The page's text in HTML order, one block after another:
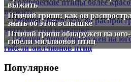
выжить
Птичий грипп: как он
знать об этой вспышке
Птичий грипп обнаружен на
гибели миллионов птиц
Популярное